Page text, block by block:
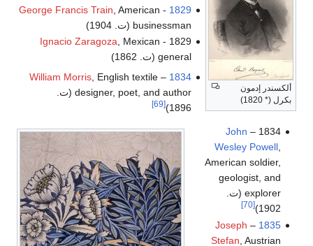
ألكسندر إدمون
بكرل (* 1820)
1829
-
George Francis Train , American
businessman (ت. 1904)
1829 -
Ignacio Zaragoza, Mexican
general (ت. 1862)
1834
–
William Morris, English textile
designer, poet, and author (ت.
1896)
[69]
1834 –
John
Wesley Powell,
American soldier,
geologist, and
explorer (ت.
1902)
[70]
1835
–
Joseph
Stefan , Austrian